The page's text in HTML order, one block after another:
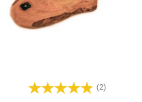
(2)